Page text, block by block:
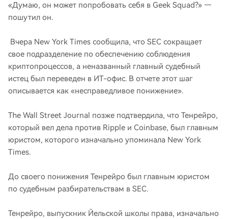
«Думаю, он может попробовать себя в Geek Squad?» —
пошутил он.
Вчера New York Times сообщила, что SEC сокращает
свое подразделение по обеспечению соблюдения
криптопроцессов, а неназванный главный судебный
истец был переведен в ИТ-офис. В отчете этот шаг
описывается как «несправедливое понижение».
The Wall Street Journal позже подтвердила, что Тенрейро,
который вел дела против Ripple и Coinbase, был главным
юристом, которого изначально упоминала New York
Times.
До своего понижения Тенрейро был главным юристом
по судебным разбирательствам в SEC.
Тенрейро, выпускник Йельской школы права, изначально